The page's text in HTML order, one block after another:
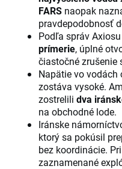
FARS naopak
pravdepodobnosť
Podľa správ
prímerie, úplné
čiastočné zrušenie
Napätie vo vodách
zostáva vysoké.
zostrelili dva
na obchodné lode.
Iránske
ktorý sa pokúsil
bez koordinácie.
zaznamenané